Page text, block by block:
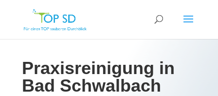
Praxisreinigung in
Bad Schwalbach